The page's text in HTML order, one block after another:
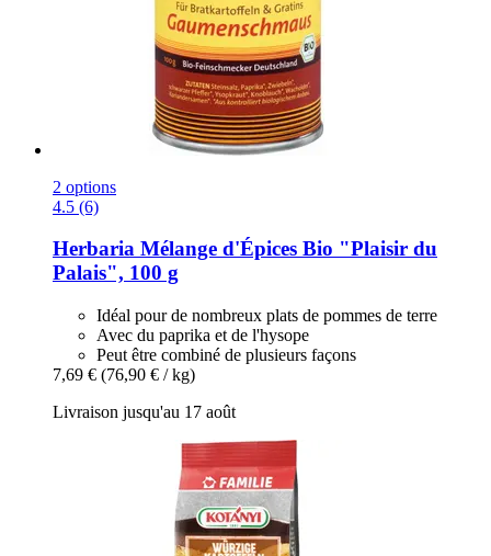
2 options
4.5 (6)
Herbaria Mélange d'Épices Bio "Plaisir du
Palais", 100 g
Idéal pour de nombreux plats de pommes de terre
Avec du paprika et de l'hysope
Peut être combiné de plusieurs façons
7,69 € (76,90 € / kg)
Livraison jusqu'au 17 août